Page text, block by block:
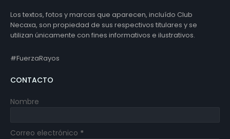
Los textos, fotos y marcas que aparecen, incluído Club
Necaxa, son propiedad de sus respectivos titulares y se
utilizan únicamente con fines informativos e ilustrativos.
#FuerzaRayos
CONTACTO
Nombre
Correo electrónico *